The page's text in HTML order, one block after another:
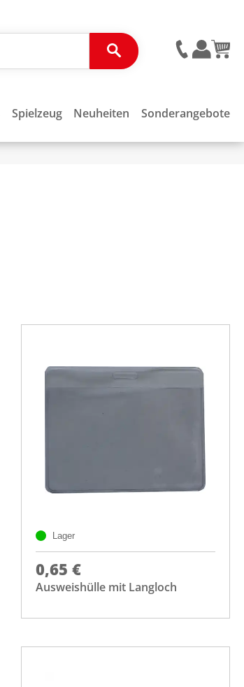
Spielzeug Neuheiten Sonderangebote
Lager
0,65 €
Ausweishülle mit Langloch